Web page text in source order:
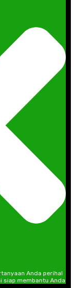
Anda perihal
siap membantu Anda